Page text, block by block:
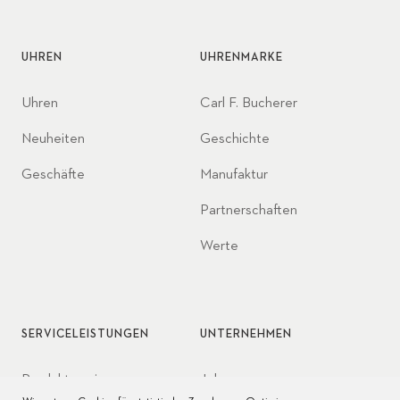
UHREN
Uhren
Neuheiten
Geschäfte
UHRENMARKE
Carl F. Bucherer
Geschichte
Manufaktur
Partnerschaften
Werte
SERVICELEISTUNGEN
Produktservice
UNTERNEHMEN
Jobs